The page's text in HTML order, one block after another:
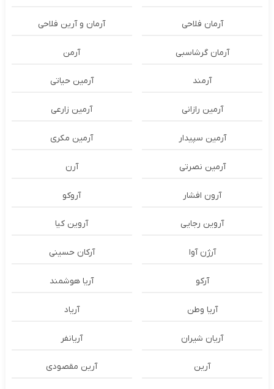
آرمان فلاحی آرمان و آرین فلاحی
آرمان گرشاسبی آرمن
آرمند آرمین حیاتی
آرمین رازانی آرمین زارعی
آرمین سپیدار آرمین مکری
آرمین نصرتی آرن
آرون افشار آروکو
آروین رجایی آروین کیا
آرژن آوا آرکان حسینی
آرکو آریا هوشمند
آریا وطن آریاد
آریان شیران آریانفر
آرین آرین مقصودی